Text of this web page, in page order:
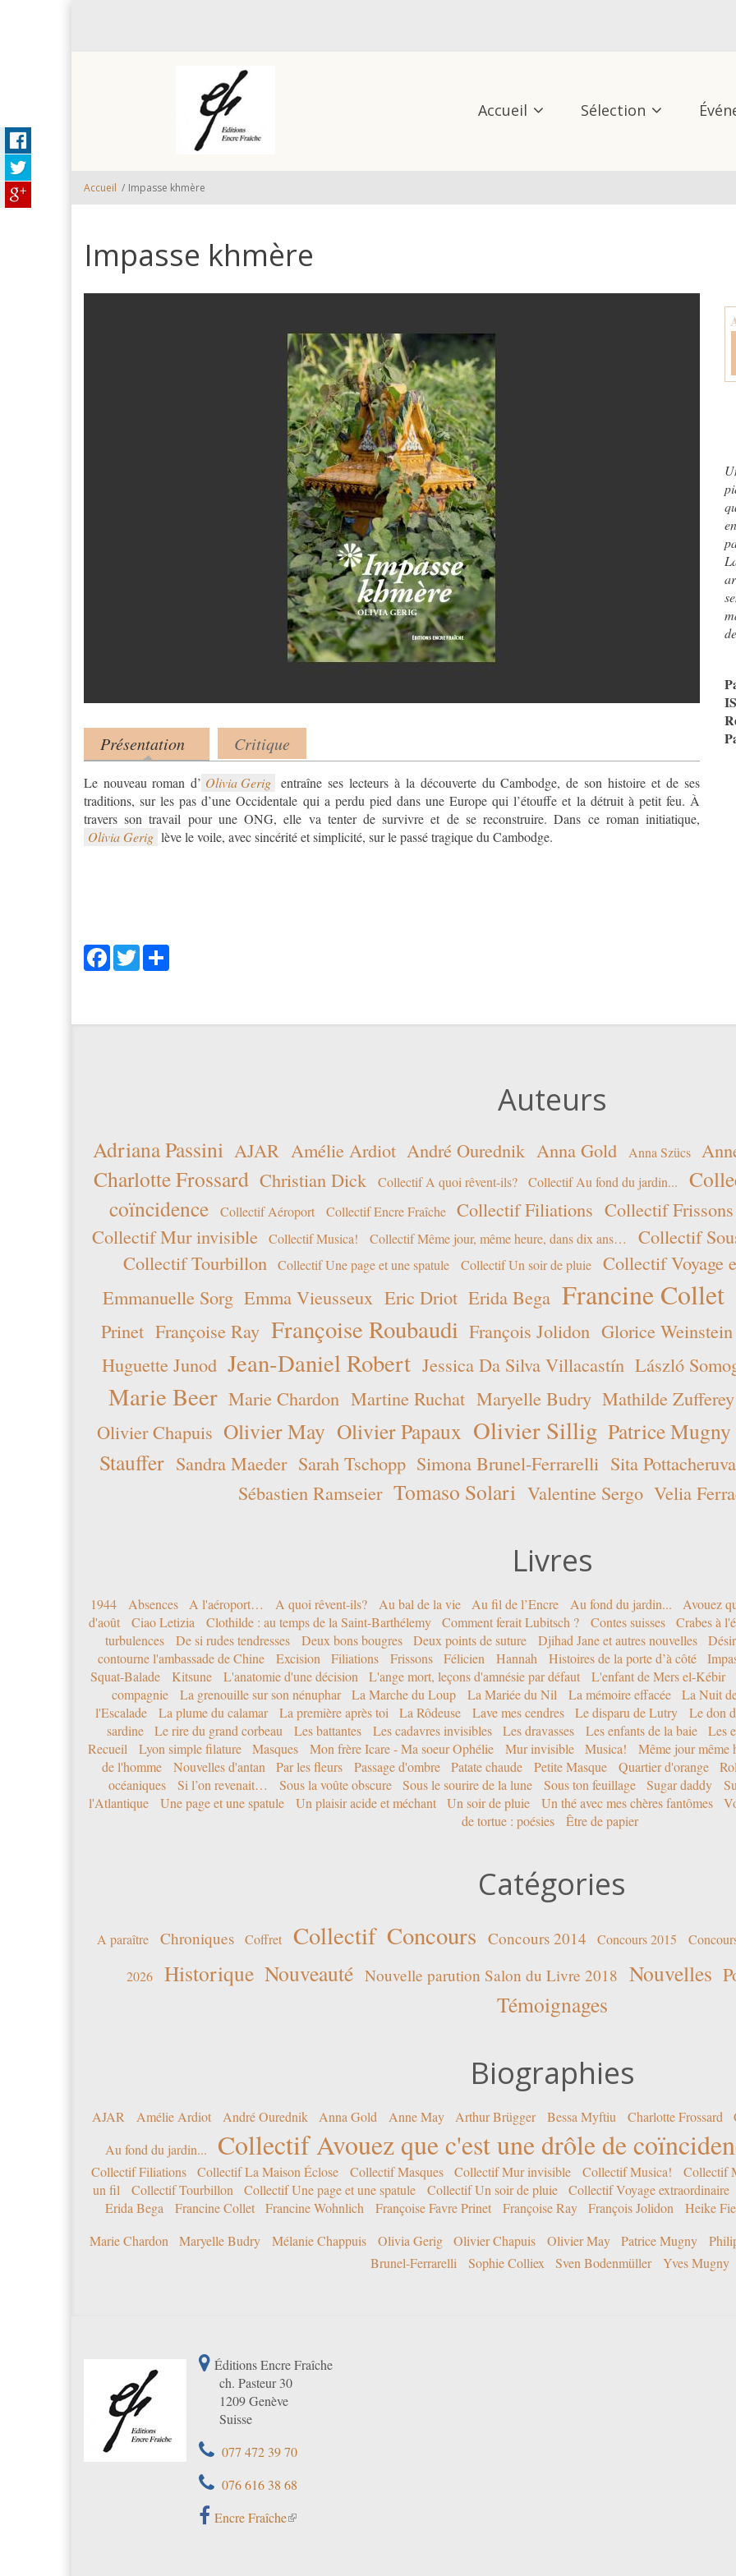
Accueil Sélection
Accueil / Impasse khmère
Impasse khmère
de
Product tabs
Présentation
(onglet actif)
Critique
Le nouveau roman d’ Olivia Gerig entraîne ses lecteurs à la découverte du Cambodge, de son histoire et de ses
traditions, sur les pas d’une Occidentale qui a perdu pied dans une Europe qui l’étouffe et la détruit à petit feu. À
Olivia Gerig lève le voile, avec sincérité et simplicité, sur le passé tragique du Cambodge.
Facebook
Twitter
Auteurs
Adriana Passini AJAR Amélie Ardiot André Ourednik Anna Gold Anna Szücs
Charlotte Frossard Christian Dick Collectif A quoi rêvent-ils? Collectif Au fond du jardin...
coïncidence
Collectif Aéroport Collectif Encre Fraîche Collectif Filiations Collectif Frissons
Collectif Mur invisible Collectif Musica! Collectif Même jour, même heure, dans dix ans… Collectif
Collectif Tourbillon
Collectif Une page et une spatule Collectif Un soir de pluie Collectif Voyage
Emmanuelle Sorg Emma Vieusseux Eric Driot Erida Bega Francine Collet
Prinet Françoise Ray Françoise Roubaudi François Jolidon Glorice Weinstein
Huguette Junod Jean-Daniel Robert Jessica Da Silva Villacastín László
Marie Beer Marie Chardon Martine Ruchat Maryelle Budry Mathilde Zufferey
Olivier Chapuis Olivier May Olivier Papaux Olivier Sillig Patrice Mugny
Stauffer Sandra Maeder Sarah Tschopp Simona Brunel-Ferrarelli Sita Pottacheruva
Sébastien Ramseier Tomaso Solari Valentine Sergo Velia
Livres
1944 Absences A l'aéroport… A quoi rêvent-ils? Au bal de la vie Au fil de l’Encre Au fond du jardin... Avouez
d'août
Ciao Letizia Clothilde : au temps de la Saint-Barthélemy Comment ferait Lubitsch ? Contes suisses Crabes à
turbulences
De si rudes tendresses Deux bons bougres Deux points de suture Djihad Jane et autres nouvelles
contourne l'ambassade de Chine
Excision Filiations Frissons Félicien Hannah Histoires de la porte d’à côté
Squat-Balade
Kitsune L'anatomie d'une décision L'ange mort, leçons d'amnésie par défaut L'enfant de Mers el-Kébir
compagnie
La grenouille sur son nénuphar La Marche du Loup La Mariée du Nil La mémoire effacée La Nuit
l'Escalade
La plume du calamar La première après toi La Rôdeuse Lave mes cendres Le disparu de Lutry Le don
sardine
Le rire du grand corbeau Les battantes Les cadavres invisibles Les dravasses Les enfants de la baie
Les
Recueil
Lyon simple filature Masques Mon frère Icare - Ma soeur Ophélie Mur invisible Musica! Même jour même
de l'homme
Nouvelles d'antan Par les fleurs Passage d'ombre Patate chaude Petite Masque Quartier d'orange
océaniques
Si l’on revenait… Sous la voûte obscure Sous le sourire de la lune Sous ton feuillage Sugar daddy
l'Atlantique
Une page et une spatule Un plaisir acide et méchant Un soir de pluie Un thé avec mes chères fantômes
de tortue : poésies
Être de papier
Catégories
A paraître Chroniques Coffret Collectif Concours Concours 2014 Concours 2015
2026 Historique Nouveauté Nouvelle parution Salon du Livre 2018 Nouvelles
Témoignages
Biographies
AJAR Amélie Ardiot André Ourednik Anna Gold Anne May Arthur Brügger Bessa Myftiu Charlotte Frossard
Au fond du jardin...
Collectif Avouez que c'est une drôle de
Collectif Filiations
Collectif La Maison Éclose Collectif Masques Collectif Mur invisible Collectif Musica! Collectif
un fil
Collectif Tourbillon Collectif Une page et une spatule Collectif Un soir de pluie Collectif Voyage extraordinaire
Erida Bega
Francine Collet Francine Wohnlich Françoise Favre Prinet Françoise Ray François Jolidon Heike
Marie Chardon
Maryelle Budry Mélanie Chappuis Olivia Gerig Olivier Chapuis Olivier May Patrice Mugny
Brunel-Ferrarelli
Sophie Colliex Sven Bodenmüller Yves Mugny
Éditions Encre Fraîche
ch. Pasteur 30
1209 Genève
Suisse
077 472 39 70
076 616 38 68
Encre Fraîche